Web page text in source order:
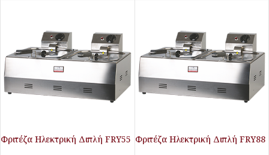
Φριτέζα Ηλεκτρική Διπλή FRY55 Φριτέζα Ηλεκτρική Διπλή FRY88